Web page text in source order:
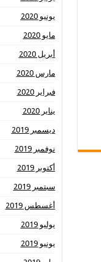
يونيو 2020
مايو 2020
أبريل 2020
مارس 2020
فبراير 2020
يناير 2020
ديسمبر 2019
نوفمبر 2019
أكتوبر 2019
سبتمبر 2019
أغسطس 2019
يوليو 2019
يونيو 2019